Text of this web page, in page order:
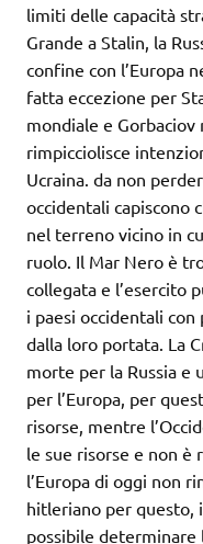
limiti delle capacità
Grande a Stalin, la
confine con l’Europa
fatta eccezione per
mondiale e Gorbaciov
rimpicciolisce
Ucraina. da non
occidentali capiscono
nel terreno vicino in
ruolo. Il Mar Nero è
collegata e l’esercito
i paesi occidentali
dalla loro portata. La
morte per la Russia e
per l’Europa, per
risorse, mentre
le sue risorse e non è
l’Europa di oggi non
hitleriano per questo,
possibile determinare